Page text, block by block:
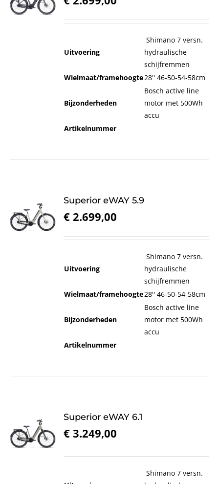
Uitvoering
Shimano 7 versn.
hydraulische
schijfremmen
Wielmaat/framehoogte28'' 46-50-54-58cm
Bijzonderheden
Bosch active line
motor met 500Wh
accu
Artikelnummer
Superior eWAY 5.9
€ 2.699,00
Uitvoering
Shimano 7 versn.
hydraulische
schijfremmen
Wielmaat/framehoogte28'' 46-50-54-58cm
Bijzonderheden
Bosch active line
motor met 500Wh
accu
Artikelnummer
Superior eWAY 6.1
€ 3.249,00
Shimano 7 versn.